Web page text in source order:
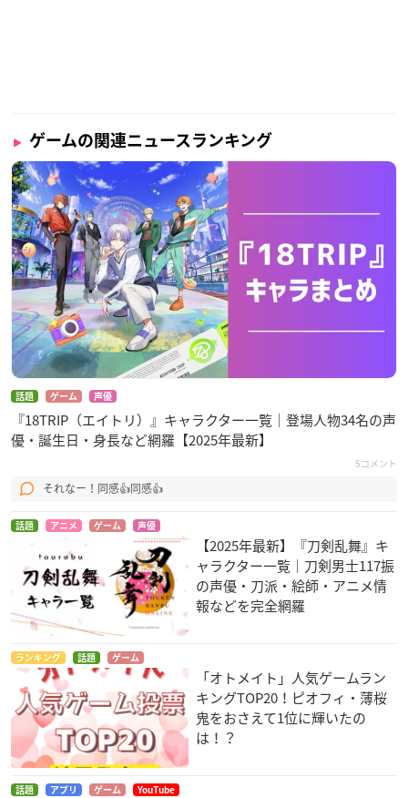
ゲームの関連ニュースランキング
話題 ゲーム 声優
『18TRIP（エイトリ）』キャラクター一覧｜登場人物34名の声
優・誕生日・身長など網羅【2025年最新】
5コメント
それなー！同感👍同感👍
話題 アニメ ゲーム 声優
【2025年最新】『刀剣乱舞』キ
ャラクター一覧｜刀剣男士117振
の声優・刀派・絵師・アニメ情
報などを完全網羅
ランキング 話題 ゲーム
「オトメイト」人気ゲームラン
キングTOP20！ピオフィ・薄桜
鬼をおさえて1位に輝いたの
は！？
話題 アプリ ゲーム YouTube